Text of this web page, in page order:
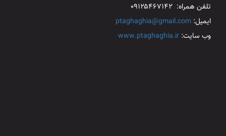
تلفن همراه: ۰۹۱۲۵۴۶۷۱۴۲
ایمیل: ptaghaghia@gmail.com
وب سایت: www.ptaghaghia.ir